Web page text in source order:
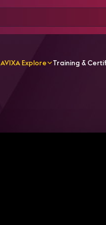
AVIXA Explore Training &